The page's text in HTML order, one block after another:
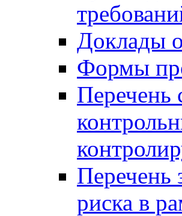
Доклады
Формы
Перечень
Перечень
риска в